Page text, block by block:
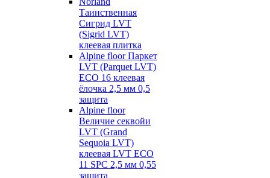
Таинственная
Сигрид LVT
(Sigrid LVT)
клеевая плитка
Alpine floor Паркет
LVT (Parquet LVT)
ECO 16 клеевая
ёлочка 2,5 мм 0,5
защита
Alpine floor
Величие секвойи
LVT (Grand
Sequoia LVT)
клеевая LVT ECO
11 SPC 2,5 мм 0,55
защита